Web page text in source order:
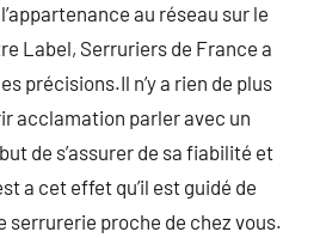
au réseau sur le
Label, Serruriers de France a
précisions.Il n’y a rien de plus
acclamation parler avec un
de s’assurer de sa fiabilité et
a cet effet qu’il est guidé de
serrurerie proche de chez vous.